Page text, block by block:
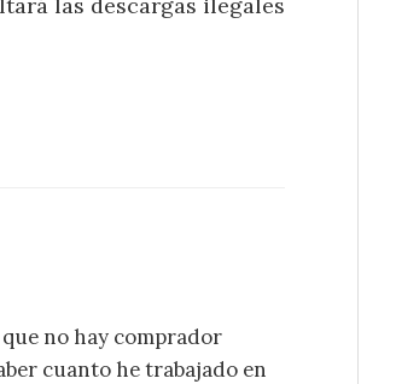
no hay comprador
cuanto he trabajado en